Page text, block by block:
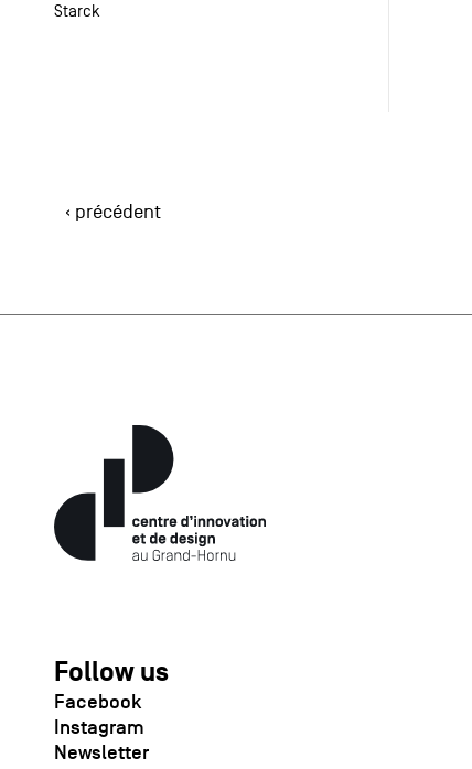
Starck
‹ précédent
Follow us
Facebook
Instagram
Newsletter